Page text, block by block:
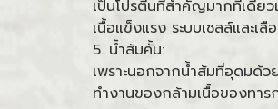
เป็นโปรตีนที่สำคัญมากทีเดียว
เนื้อแข็งแรง ระบบเซลล์และ
5. น้ำส้มคั้น:
เพราะนอกจากน้ำส้มที่อุดมด้ว
ทำงานของกล้ามเนื้อของทา